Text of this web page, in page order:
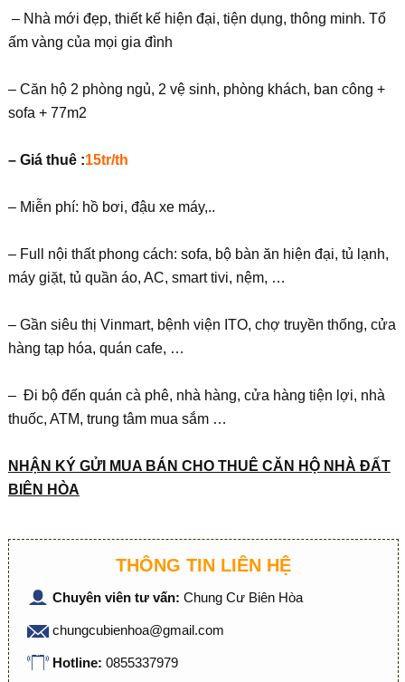
– Nhà mới đẹp, thiết kế hiện đại, tiện dụng, thông minh. Tổ
ấm vàng của mọi gia đình
– Căn hộ 2 phòng ngủ, 2 vệ sinh, phòng khách, ban công +
sofa + 77m2
– Giá thuê :15tr/th
– Miễn phí: hồ bơi, đậu xe máy,..
– Full nội thất phong cách: sofa, bộ bàn ăn hiện đại, tủ lạnh,
máy giặt, tủ quần áo, AC, smart tivi, nệm, …
– Gần siêu thị Vinmart, bệnh viện ITO, chợ truyền thống, cửa
hàng tạp hóa, quán cafe, …
– Đi bộ đến quán cà phê, nhà hàng, cửa hàng tiện lợi, nhà
thuốc, ATM, trung tâm mua sắm …
NHẬ N KÝ GỬI MUA BÁN CHO THUÊ CĂ N HỘNHÀ ĐẤT
BIÊN HÒA
THÔNG TIN LIÊN HỆ
Chuyên viên tư vấn: Chung Cư Biên Hòa
chungcubienhoa@gmail.com
Hotline: 0855337979